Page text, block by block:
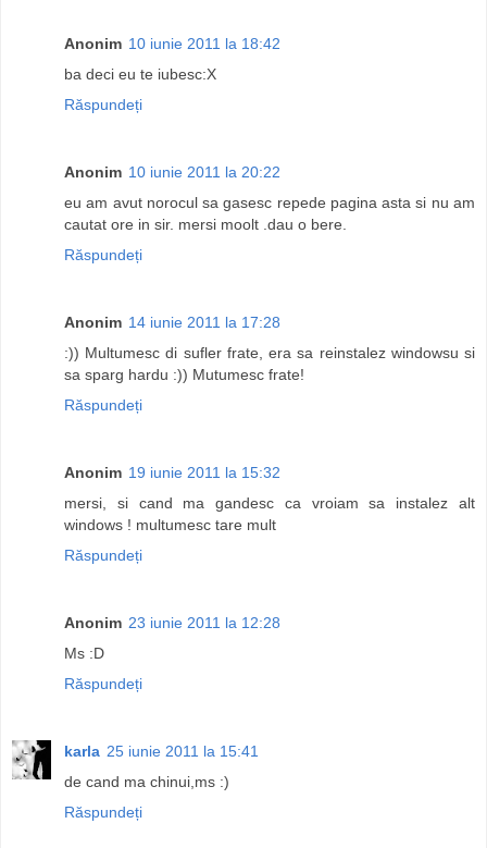
Anonim 10 iunie 2011 la 18:42
ba deci eu te iubesc:X
Răspundeți
Anonim 10 iunie 2011 la 20:22
eu am avut norocul sa gasesc repede pagina asta si nu am
cautat ore in sir. mersi moolt .dau o bere.
Răspundeți
Anonim 14 iunie 2011 la 17:28
:)) Multumesc di sufler frate, era sa reinstalez windowsu si
sa sparg hardu :)) Mutumesc frate!
Răspundeți
Anonim 19 iunie 2011 la 15:32
mersi, si cand ma gandesc ca vroiam sa instalez alt
windows ! multumesc tare mult
Răspundeți
Anonim 23 iunie 2011 la 12:28
Ms :D
Răspundeți
karla 25 iunie 2011 la 15:41
de cand ma chinui,ms :)
Răspundeți